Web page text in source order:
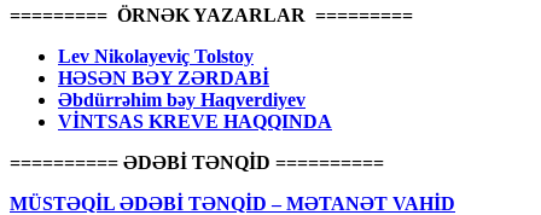
========= ÖRNƏK YAZARLAR =========
Lev Nikolayeviç Tolstoy
HƏSƏN BƏY ZƏRDABİ
Əbdürrəhim bəy Haqverdiyev
VİNTSAS KREVE HAQQINDA
========== ƏDƏBİ TƏNQİD ==========
MÜSTƏQİL ƏDƏBİ TƏNQİD – MƏTANƏT VAHİD